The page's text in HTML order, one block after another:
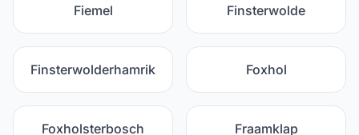
Fiemel Finsterwolde
Finsterwolderhamrik Foxhol
Foxholsterbosch Fraamklap